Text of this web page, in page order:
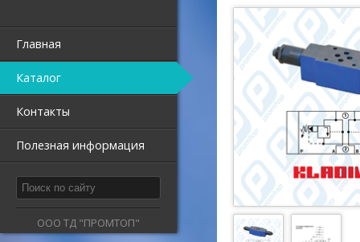
Главная
Каталог
Контакты
Полезная информация
ООО ТД "ПРОМТОП"